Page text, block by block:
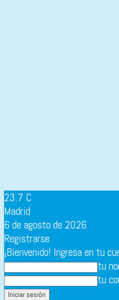
23.7 C
Madrid
6 de agosto de 2026
Registrarse
¡Bienvenido! Ingresa en tu
tu
tu